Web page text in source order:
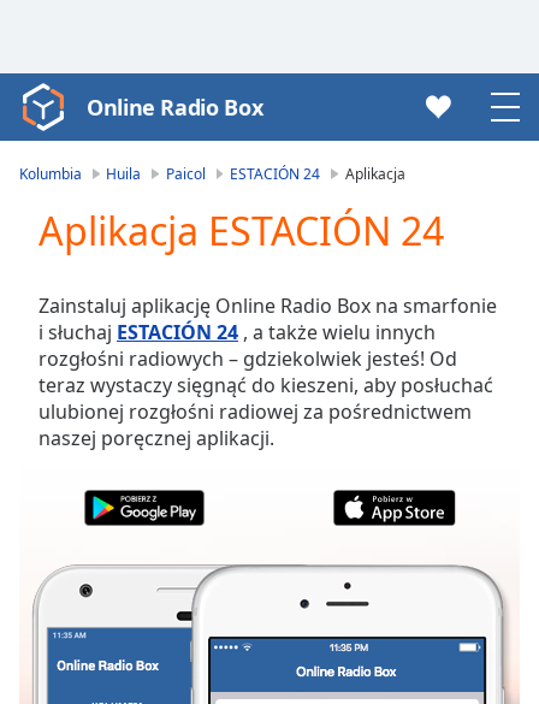
Video
Player
Play
Video
Skip
Backward
Skip
Forward
Mute
Current
Time0:00
Duration-:-
Stream
Type
LIVE
Seek to
currently
Online Radio Box
Kolumbia Huila Paicol ESTACIÓN 24 Aplikacja
Aplikacja ESTACIÓN 24
Zainstaluj aplikację Online Radio Box na smarfonie
i słuchaj ESTACIÓN 24 , a także wielu innych
rozgłośni radiowych – gdziekolwiek jesteś! Od
teraz wystaczy sięgnąć do kieszeni, aby posłuchać
ulubionej rozgłośni radiowej za pośrednictwem
naszej poręcznej aplikacji.